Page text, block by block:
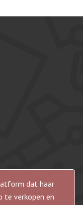
dat haar
te verkopen en